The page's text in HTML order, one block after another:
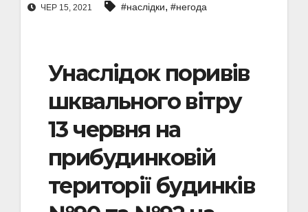
ЧЕР 15, 2021 #наслідки, #негода
Унаслідок поривів
шквального вітру
13 червня на
прибудинковій
території будинків